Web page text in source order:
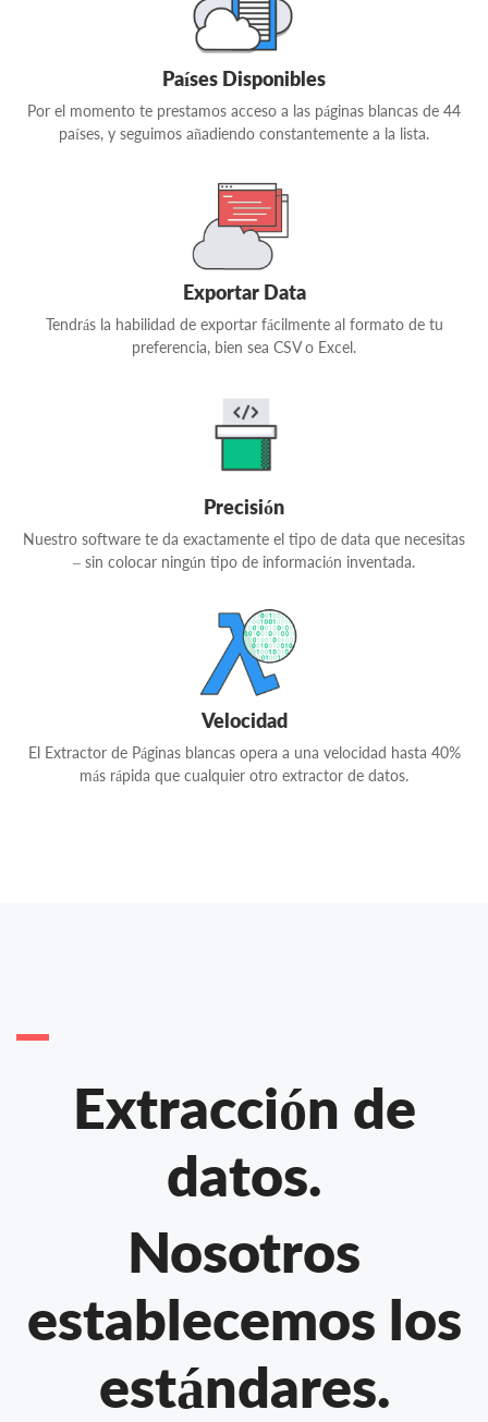
Países Disponibles
Por el momento te prestamos acceso a las páginas blancas de 44
países, y seguimos añadiendo constantemente a la lista.
Exportar Data
Tendrás la habilidad de exportar fácilmente al formato de tu
preferencia, bien sea CSV o Excel.
Precisión
Nuestro software te da exactamente el tipo de data que necesitas
– sin colocar ningún tipo de información inventada.
Velocidad
El Extractor de Páginas blancas opera a una velocidad hasta 40%
más rápida que cualquier otro extractor de datos.
Extracción de
datos.
Nosotros
establecemos los
estándares.